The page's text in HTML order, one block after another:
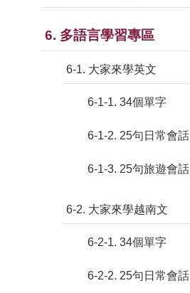
6. 多語言學習專區
6-1. 大家來學英文
6-1-1. 34個單字
6-1-2. 25句日常會話
6-1-3. 25句旅遊會話
6-2. 大家來學越南文
6-2-1. 34個單字
6-2-2. 25句日常會話